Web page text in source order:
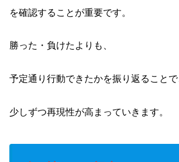
を確認することが重要です。
勝った・負けたよりも、
予定通り行動できたかを振り返ることで
少しずつ再現性が高まっていきます。